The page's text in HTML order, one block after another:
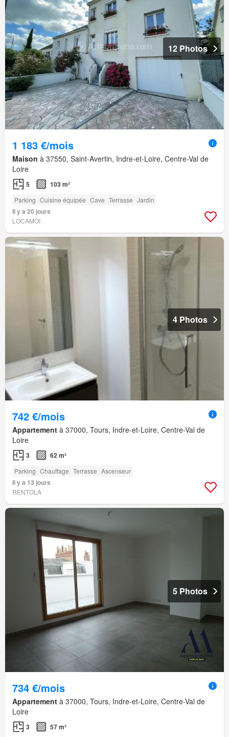
12 Photos
1 183 €/mois
Maison à 37550, Saint-Avertin, Indre-et-Loire, Centre-Val de
Loire
5 103 m²
Parking Cuisine équipée Cave Terrasse Jardin
Il y a 20 jours
LOCAMOI
4 Photos
742 €/mois
Appartement à 37000, Tours, Indre-et-Loire, Centre-Val de
Loire
3 62 m²
Parking Chauffage Terrasse Ascenseur
Il y a 13 jours
RENTOLA
5 Photos
734 €/mois
Appartement à 37000, Tours, Indre-et-Loire, Centre-Val de
Loire
3 57 m²